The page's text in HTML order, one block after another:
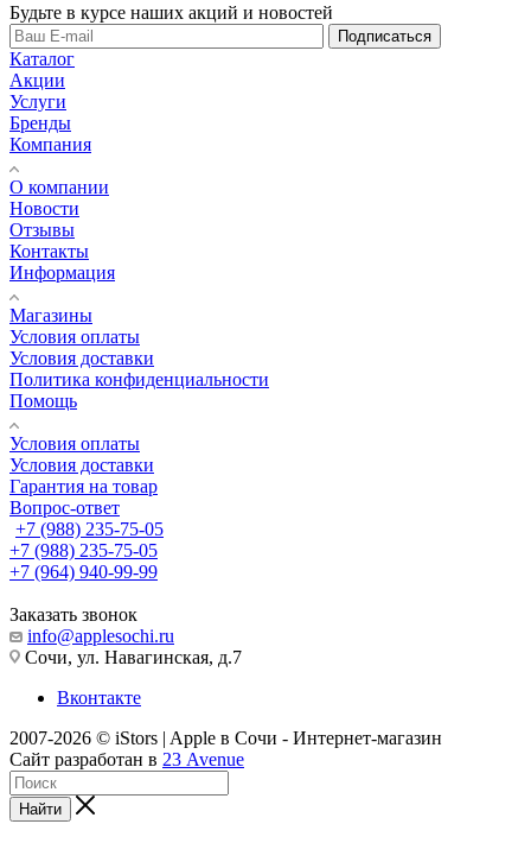
Будьте в курсе наших акций и новостей
Подписаться
Каталог
Акции
Услуги
Бренды
Компания
О компании
Новости
Отзывы
Контакты
Информация
Магазины
Условия оплаты
Условия доставки
Политика конфиденциальности
Помощь
Условия оплаты
Условия доставки
Гарантия на товар
Вопрос-ответ
+7 (988) 235-75-05
+7 (988) 235-75-05
+7 (964) 940-99-99
Заказать звонок
info@applesochi.ru
Сочи, ул. Навагинская, д.7
Вконтакте
2007-2026 © iStors | Apple в Сочи - Интернет-магазин
Сайт разработан в 23 Avenue
Найти